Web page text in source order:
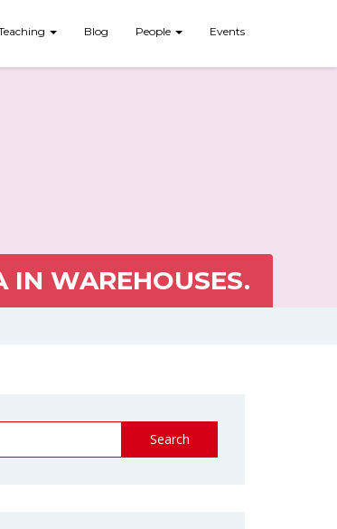
Blog People Events
IN WAREHOUSES.
Search